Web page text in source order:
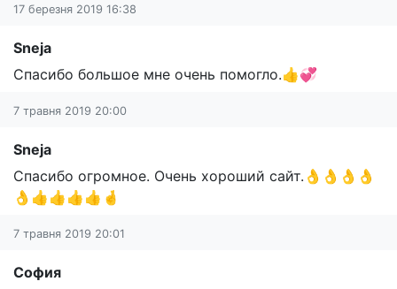
17 березня 2019 16:38
Sneja
Спасибо большое мне очень помогло.👍💞
7 травня 2019 20:00
Sneja
Спасибо огромное. Очень хороший сайт.👌👌👌👌
👌👍👍👍👍🤞
7 травня 2019 20:01
София